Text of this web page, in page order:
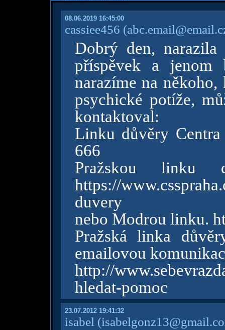
08.06.2019 16:45:00
cassiee456
Dobrý den,
příspěvek a
narazíme na
psychické potíže,
kontaktoval:
Linku důvěry
666
Pražskou linku
https://
duvery
nebo Modrou linku.
Pražská linka
emailovou
http://
hledat-pomoc
23.07.2012 19:41:32
isabel